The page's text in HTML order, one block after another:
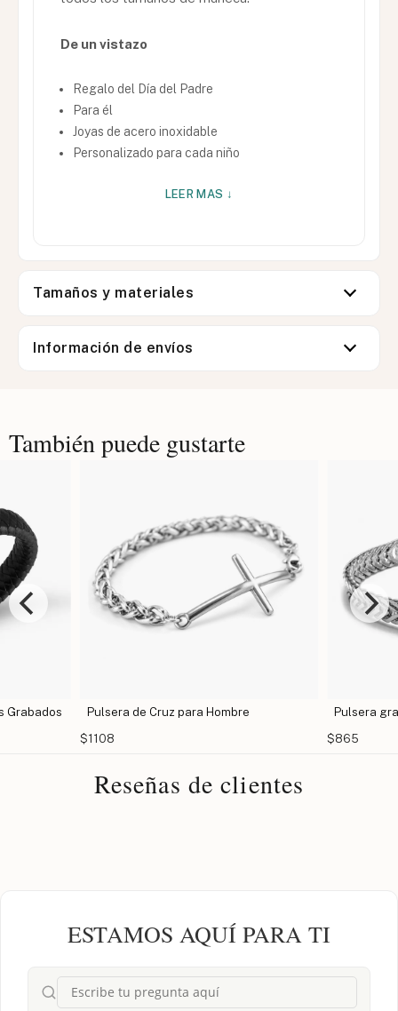
De un vistazo
Regalo del Día del Padre
Para él
Joyas de acero inoxidable
Personalizado para cada niño
LEER MAS ↓
Tamaños y materiales
Información de envíos
También puede gustarte
Grabados
Pulsera de Cruz para Hombre
$1108
Pulsera
$865
Reseñas de clientes
ESTAMOS AQUÍ PARA TI